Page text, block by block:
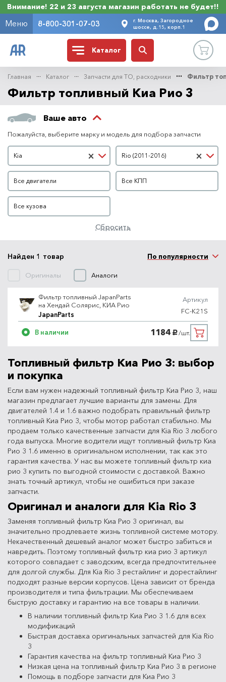
Внимание! 22 и 23 августа магазин работать не будет!!
Меню 8-800-301-07-03
г. Москва, Загородное
шоссе, д.15, корп.1
Каталог
Главная Каталог Запчасти для ТО, расходники Фильтр
Фильтр топливный Киа Рио 3
Ваше авто
Пожалуйста, выберите марку и модель для подбора запчасти
Марка автомобиля
×
Kia
Модель автомобиля
×
Rio (2011-2016)
Двигатель
Все двигатели
КПП
Все КПП
Кузов
Все кузова
Сбросить
Найден 1 товар
Оригиналы Аналоги
По популярности
Фильтр топливный JapanParts
на Хендай Солярис, КИА Рио
JapanParts
Артикул
FC-K21S
В наличии 1184 руб./шт.
Топливный фильтр Киа Рио 3: выбор
и покупка
Если вам нужен надежный топливный фильтр Киа Рио 3, наш
магазин предлагает лучшие варианты для замены. Для
двигателей 1.4 и 1.6 важно подобрать правильный фильтр
топливный Киа Рио 3, чтобы мотор работал стабильно. Мы
продаем только качественные запчасти для Kia Rio 3 любого
года выпуска. Многие водители ищут топливный фильтр Киа
Рио 3 1.6 именно в оригинальном исполнении, так как это
гарантия качества. У нас вы можете топливный фильтр киа
рио 3 купить по выгодной стоимости с доставкой. Важно
знать точный артикул, чтобы не ошибиться при заказе
запчасти.
Оригинал и аналоги для Kia Rio 3
Заменяя топливный фильтр Киа Рио 3 оригинал, вы
значительно продлеваете жизнь топливной системе мотору.
Некачественный дешевый аналог может быстро забиться и
навредить. Поэтому топливный фильтр киа рио 3 артикул
которого совпадает с заводским, всегда предпочтительнее
для долгой службы. Для Kia Rio 3 рестайлинг и дорестайлинг
подходят разные версии корпусов. Цена зависит от бренда
производителя и типа фильтрации. Мы обеспечиваем
быструю доставку и гарантию на все товары в наличии.
В наличии топливный фильтр Киа Рио 3 1.6 для всех
модификаций
Быстрая доставка оригинальных запчастей для Kia Rio
3
Гарантия качества на фильтр топливный Киа Рио 3
Низкая цена на топливный фильтр Киа Рио 3 в регионе
Помощь в подборе запчасти для Киа Рио 3